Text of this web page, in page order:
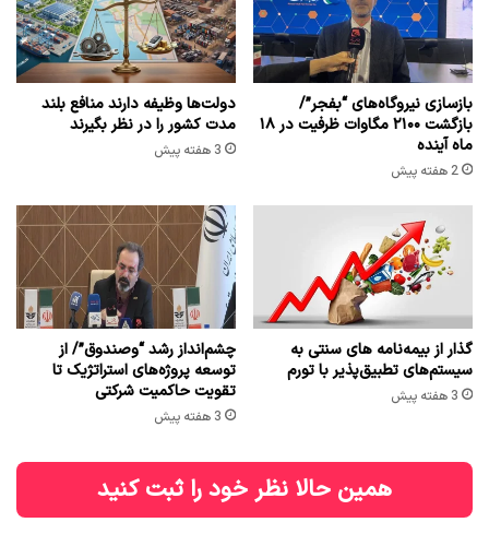
بازسازی نیروگاه‌های “بفجر”/
بازگشت ۲۱۰۰ مگاوات ظرفیت در ۱۸
ماه آینده
2 هفته پیش
دولت‌ها وظیفه دارند منافع بلند
مدت کشور را در نظر بگیرند
3 هفته پیش
گذار از بیمه‌نامه های سنتی به
سیستم‌های تطبیق‌پذیر با تورم
3 هفته پیش
چشم‌انداز رشد “وصندوق”/ از
توسعه پروژه‌های استراتژیک تا
تقویت حاکمیت شرکتی
3 هفته پیش
همین حالا نظر خود را ثبت کنید